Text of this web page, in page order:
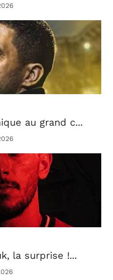
au grand c...
la surprise !...